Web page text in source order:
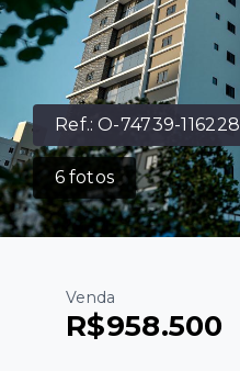
Ref.:O-74739-116228
6 fotos
Venda
R$958.500